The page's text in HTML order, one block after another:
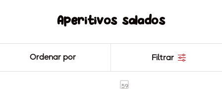
Aperitivos salados
Ordenar por Filtrar
59